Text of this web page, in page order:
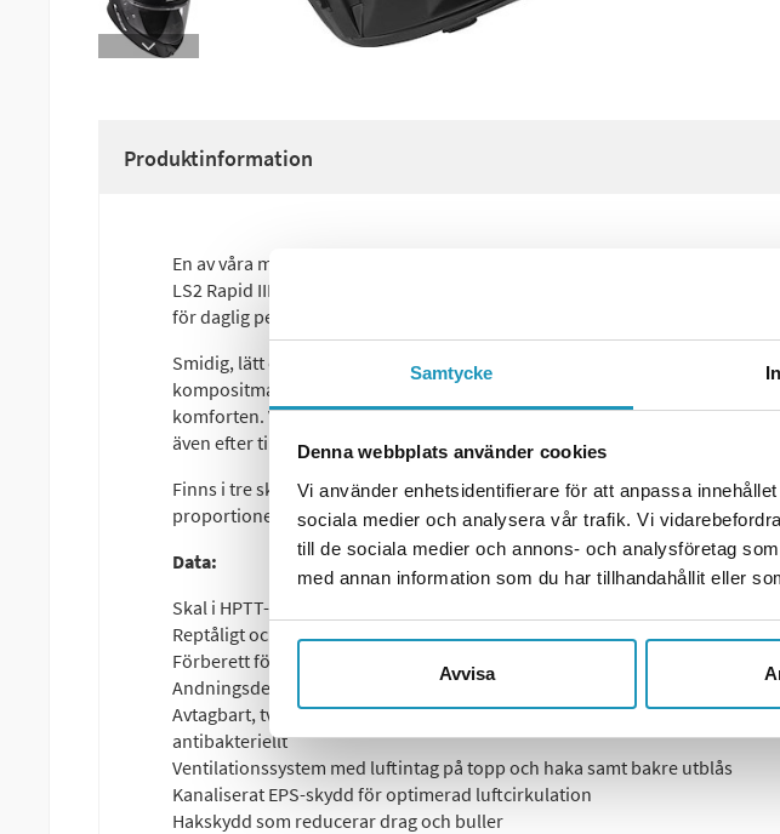
Samtycke
Denna webbplats använder cookies
Vi använder enhetsidentifierare för att anpassa
sociala medier och analysera vår trafik. Vi
till de sociala medier och annons- och analysföretag
med annan information som du har tillhandahållit eller
Avvisa
Produktinformation
En av våra mest populära integralhjälmar – nu i en ny och förbättrad version!
LS2 Rapid III kombinerar stilren design med smart funktion, och passar lika
för daglig pendling som för längre turer.
Smidig, lätt och mycket prisvärd. Med ett skal i LS2:s egenutvecklade HPTT-
kompositmaterial får du hög slitstyrka och pålitligt skydd utan att offra
komforten. Vikten på cirka 1 350 gram gör att hjälmen känns nästan
även efter timmar i sadeln.
Finns i tre skalstorlekar (2XS–S, M–L samt XL–3XL) för optimal passform
proportioner. Tillgänglig i snygg mattsvart och solid vit.
Data:
Skal i HPTT-komposit – lätt, starkt och hållbart
Reptåligt och UV-resistent klart visir med quick release-system
Förberett för Pinlock® 70 MaxVision™
Andningsdeflektorn håller visiret imfritt
Avtagbart, tvättbart och ventilerande komfortfoder – hypoallergent och
antibakteriellt
Ventilationssystem med luftintag på topp och haka samt bakre utblås
Kanaliserat EPS-skydd för optimerad luftcirkulation
Hakskydd som reducerar drag och buller